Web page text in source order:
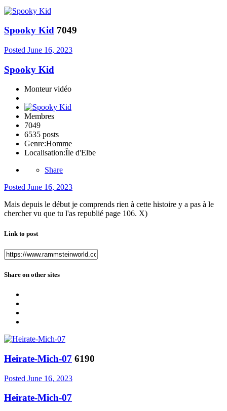
Spooky Kid 7049
Posted June 16, 2023
Spooky Kid
Monteur vidéo
Membres
7049
6535 posts
Genre:Homme
Localisation:Île d'Elbe
Share
Posted June 16, 2023
Mais depuis le début je comprends rien à cette histoire y a pas à le
chercher vu que tu l'as republié page 106. X)
Link to post
Share on other sites
Heirate-Mich-07 6190
Posted June 16, 2023
Heirate-Mich-07